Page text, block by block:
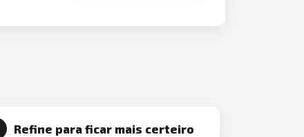
Refine para ficar mais certeiro